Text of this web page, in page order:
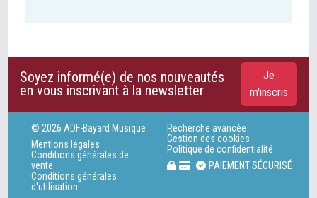
Soyez informé(e) de nos nouveautés
en vous inscrivant à la newsletter
Je
m'inscris
© 2026 ADF-Bayard Musique
Mentions légales
Conditions générales de
vente
Conditions générales
d'utilisation
Recherche avancée
Gestion des cookies
Politique de confidentialité
PAIEMENT SÉCURISÉ